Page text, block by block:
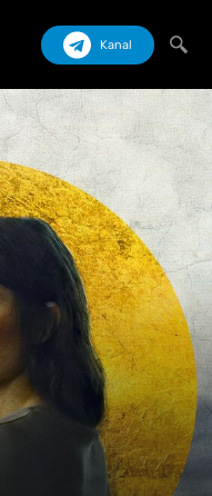
Kanal
Izlash